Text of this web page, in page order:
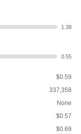
1.38
0.55
$0.59
337,358
None
$0.57
$0.69